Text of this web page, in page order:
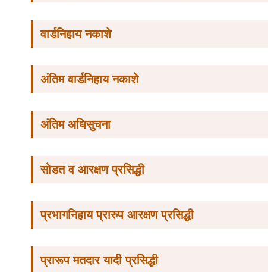
वार्डनिहाय नकाशे
अंतिम वार्डनिहाय नकाशे
अंतिम अधिसुचना
सोडत व आरक्षण प्रसिद्धी
प्रभागनिहाय प्रारुप आरक्षण प्रसिद्धी
प्रारूप मतदार यादी प्रसिद्धी